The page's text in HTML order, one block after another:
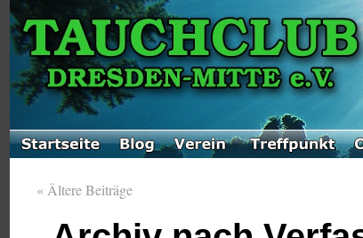
« Ältere Beiträge